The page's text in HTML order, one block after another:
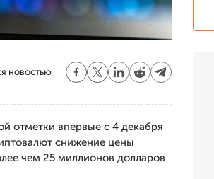
новостью
отметки впервые с 4 декабря
снижение цены
чем 25 миллионов долларов